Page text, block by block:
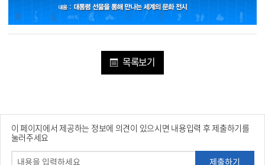
목록보기
이 페이지에서 제공하는 정보에 의견이 있으시면 내용입력 후 제출하기를
눌러주세요
제출하기